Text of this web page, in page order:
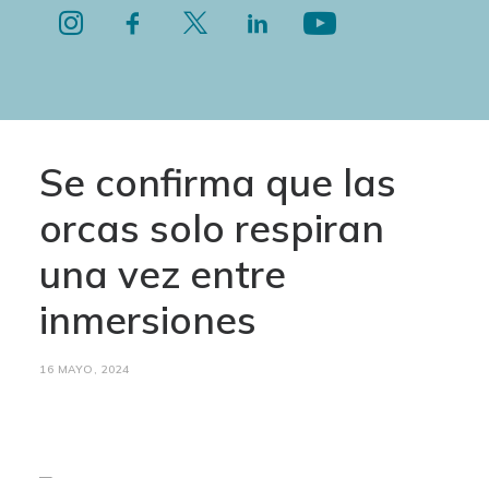
Se confirma que las
orcas solo respiran
una vez entre
inmersiones
16 MAYO, 2024